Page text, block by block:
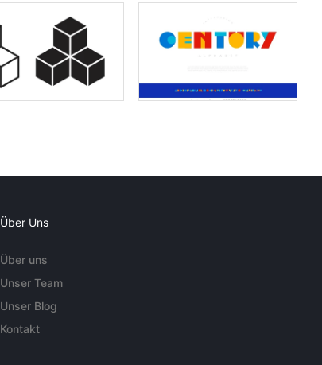
Über Uns
Über uns
Unser Team
Unser Blog
Kontakt